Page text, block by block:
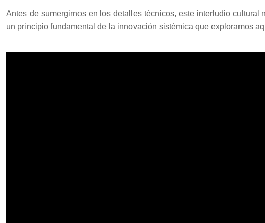
Antes de sumergirnos en los detalles técnicos, este interludio
un principio fundamental de la innovación sistémica que exploramos